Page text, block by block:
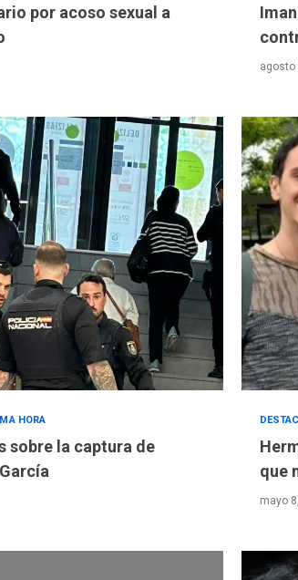
por acoso sexual a
agosto
HORA
sobre la captura de
que
mayo